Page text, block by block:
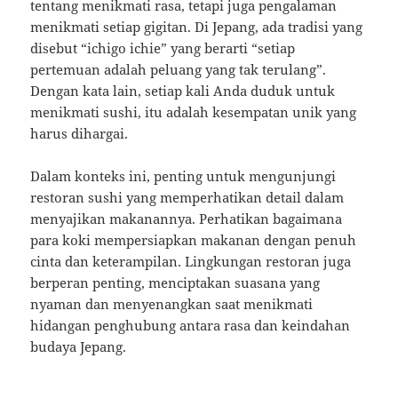
tentang menikmati rasa, tetapi juga pengalaman
menikmati setiap gigitan. Di Jepang, ada tradisi yang
disebut “ichigo ichie” yang berarti “setiap
pertemuan adalah peluang yang tak terulang”.
Dengan kata lain, setiap kali Anda duduk untuk
menikmati sushi, itu adalah kesempatan unik yang
harus dihargai.
Dalam konteks ini, penting untuk mengunjungi
restoran sushi yang memperhatikan detail dalam
menyajikan makanannya. Perhatikan bagaimana
para koki mempersiapkan makanan dengan penuh
cinta dan keterampilan. Lingkungan restoran juga
berperan penting, menciptakan suasana yang
nyaman dan menyenangkan saat menikmati
hidangan penghubung antara rasa dan keindahan
budaya Jepang.